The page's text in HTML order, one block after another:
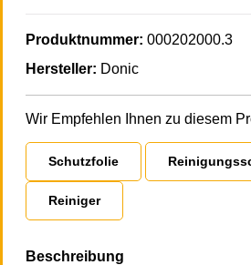
Produktnummer: 000202000.3
Hersteller: Donic
Wir Empfehlen Ihnen zu diesem
Schutzfolie
Reiniger
Beschreibung